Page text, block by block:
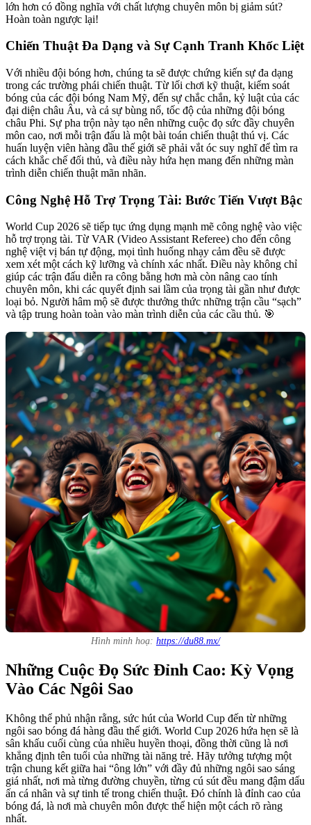
lớn hơn có đồng nghĩa với chất lượng chuyên môn bị giảm sút?
Hoàn toàn ngược lại!
Chiến Thuật Đa Dạng và Sự Cạnh Tranh Khốc Liệt
Với nhiều đội bóng hơn, chúng ta sẽ được chứng kiến sự đa dạng
trong các trường phái chiến thuật. Từ lối chơi kỹ thuật, kiểm soát
bóng của các đội bóng Nam Mỹ, đến sự chắc chắn, kỷ luật của các
đại diện châu Âu, và cả sự bùng nổ, tốc độ của những đội bóng
châu Phi. Sự pha trộn này tạo nên những cuộc đọ sức đầy chuyên
môn cao, nơi mỗi trận đấu là một bài toán chiến thuật thú vị. Các
huấn luyện viên hàng đầu thế giới sẽ phải vắt óc suy nghĩ để tìm ra
cách khắc chế đối thủ, và điều này hứa hẹn mang đến những màn
trình diễn chiến thuật mãn nhãn.
Công Nghệ Hỗ Trợ Trọng Tài: Bước Tiến Vượt Bậc
World Cup 2026 sẽ tiếp tục ứng dụng mạnh mẽ công nghệ vào việc
hỗ trợ trọng tài. Từ VAR (Video Assistant Referee) cho đến công
nghệ việt vị bán tự động, mọi tình huống nhạy cảm đều sẽ được
xem xét một cách kỹ lưỡng và chính xác nhất. Điều này không chỉ
giúp các trận đấu diễn ra công bằng hơn mà còn nâng cao tính
chuyên môn, khi các quyết định sai lầm của trọng tài gần như được
loại bỏ. Người hâm mộ sẽ được thưởng thức những trận cầu “sạch”
và tập trung hoàn toàn vào màn trình diễn của các cầu thủ. 🎯
Hình minh hoạ: https://du88.mx/
Những Cuộc Đọ Sức Đỉnh Cao: Kỳ Vọng
Vào Các Ngôi Sao
Không thể phủ nhận rằng, sức hút của World Cup đến từ những
ngôi sao bóng đá hàng đầu thế giới. World Cup 2026 hứa hẹn sẽ là
sân khấu cuối cùng của nhiều huyền thoại, đồng thời cũng là nơi
khẳng định tên tuổi của những tài năng trẻ. Hãy tưởng tượng một
trận chung kết giữa hai “ông lớn” với đầy đủ những ngôi sao sáng
giá nhất, nơi mà từng đường chuyền, từng cú sút đều mang đậm dấu
ấn cá nhân và sự tinh tế trong chiến thuật. Đó chính là đỉnh cao của
bóng đá, là nơi mà chuyên môn được thể hiện một cách rõ ràng
nhất.